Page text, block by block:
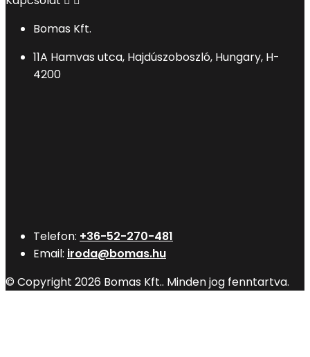
Bomas Kft.
11A Hamvas utca, Hajdúszoboszló, Hungary, H-
4200
Telefon: +36-52-270-481
Email: iroda@bomas.hu
© Copyright 2026 Bomas Kft.. Minden jog fenntartva.